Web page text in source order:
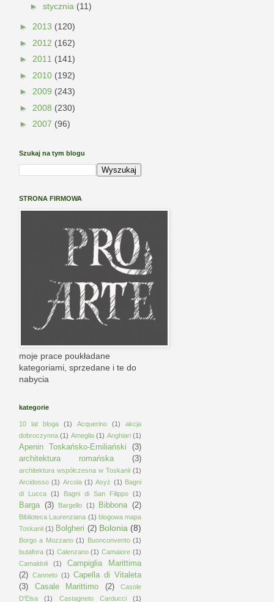
► stycznia (11)
► 2013 (120)
► 2012 (162)
► 2011 (141)
► 2010 (192)
► 2009 (243)
► 2008 (230)
► 2007 (96)
Szukaj na tym blogu
STRONA FIRMOWA
moje prace poukładane
kategoriami, sprzedane i te do
nabycia
kategorie
10 lat bloga (1) Acquerino (1)
akcja
dobroczynna (1) Ameglia (1) Anghiari (1)
Apenin Toskańsko-Emiliański
(3)
architektura romańska
(3)
architektura współczesna w Toskanii (1)
Arcidosso (1) Arcola (1) Asyż (1) Bagni
di Lucca (1) Bagni di San Filippo (1)
Barga (3) Bargello (1) Bibbona (2)
Biblioteca Laurenziana (1) blogowa mapa
Toskanii (1) Bolgheri (2) Bolonia (8)
Borgo a Mozzano (1) Buonconvento (1)
butafora (1) Calenzano (1) Camaiore (1)
Camaldoli
(1)
Campiglia Marittima
(2) Canneto (1) Capella di Vitaleta
(3)
Casale Marittimo (2)
Casole
D'Elsa
(1) Castagneto Carducci (1)